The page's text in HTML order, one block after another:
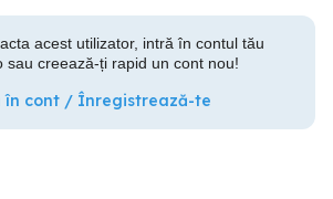
acest utilizator, intră în contul tău
sau creează-ți rapid un cont nou!
în cont / Înregistrează-te